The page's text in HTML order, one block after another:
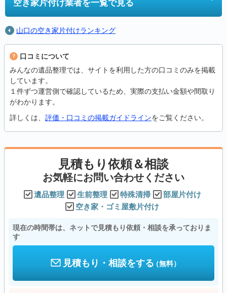
空き家片付け業者を一覧で見る
山口の空き家片付けランキング
口コミについて
みんなの遺品整理では、サイトを利用した方の口コミのみを掲載
しています。
１件ずつ運営側で確認しているため、実際の支払い金額や間取り
がわかります。
詳しくは、 評価・口コミの掲載ガイドラインをご覧ください。
見積もり依頼＆相談
お気軽にお問い合わせください
遺品整理 生前整理 特殊清掃
部屋片付け
空き家・ゴミ屋敷片付け
現在の時間帯は、ネットで見積もり依頼・相談を承っておりま
す
見積もり・相談をする（無料）